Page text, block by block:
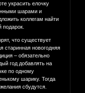
украсить елочку
шарами и
коллегам найти
подарок.
что существует
старинная новогодняя
– обязательно
год добавлять на
по одному
шарику. Тогда
сбудутся.